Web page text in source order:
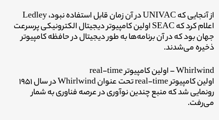
از آنجایی که UNIVAC در آن زمان قابل استفاده نبود، Ledley
اعلام کرد که SEAC اولین کامپیوتر دیجیتال الکترونیکی پرسرعت
جهان بود که در آن برنامه‌ها به طور دیجیتال در حافظه کامپیوتر
ذخیره می‌شدند.
Whirlwind – اولین کامپیوتر real-time
اولین کامپیوتر real-time تحت عنوان Whirlwind در سال ۱۹۵۱
رونمایی شد که منبع چندین نوآوری در عرصه فناوری به شمار
می‌رفت.